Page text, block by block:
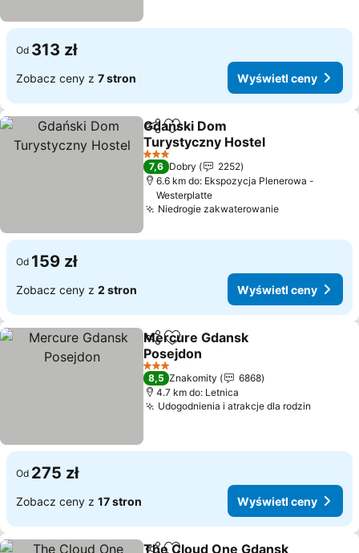
Od 313 zł
Zobacz ceny z 7 stron Wyświetl ceny
Udostępnij
Dodaj do ulubionych
Gdański Dom
Turystyczny Hostel
Wyświetl ceny
3 Kategoria
7,6 Dobry
2252
6.6 km do: Ekspozycja Plenerowa -
Westerplatte
Niedrogie zakwaterowanieWyświetl
Od 159 zł
Zobacz ceny z 2 stron Wyświetl ceny
Udostępnij
Dodaj do ulubionych
Mercure Gdansk
Posejdon
Wyświetl ceny
3 Kategoria
8,5 Znakomity
6868
4.7 km do: Letnica
Udogodnienia i atrakcje dla rodzin
Od 275 zł
Zobacz ceny z 17 stron Wyświetl ceny
The Cloud One Gdansk